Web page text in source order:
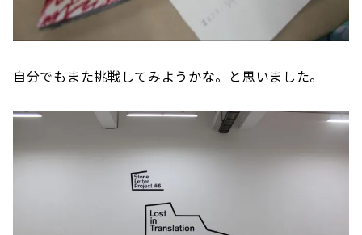
自分でもまた挑戦してみようかな。と思いました。